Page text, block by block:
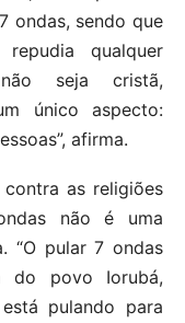
ondas, sendo que
qualquer
seja cristã,
único aspecto:
afirma.
as religiões
não é uma
“O pular 7 ondas
do povo Iorubá,
pulando para